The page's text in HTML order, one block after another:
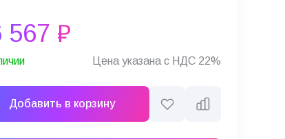
567 ₽
Цена указана с НДС 22%
Добавить в корзину